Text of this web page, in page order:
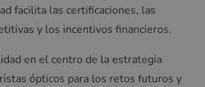
facilita las certificaciones, las
y los incentivos financieros.
en el centro de la estrategia
ópticos para los retos futuros y